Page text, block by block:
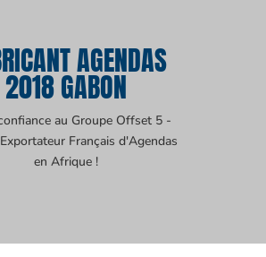
AGENDAS
2018 GABON
au Groupe Offset 5 -
Français d'Agendas
en Afrique !